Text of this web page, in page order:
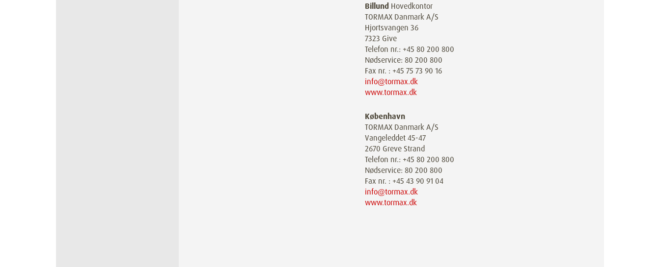
Billund Hovedkontor
TORMAX Danmark A/S
Hjortsvangen 36
7323 Give
Telefon nr.: +45 80 200 800
Nødservice: 80 200 800
Fax nr. : +45 75 73 90 16
info@tormax.dk
www.tormax.dk
København
TORMAX Danmark A/S
Vangeleddet 45-47
2670 Greve Strand
Telefon nr.: +45 80 200 800
Nødservice: 80 200 800
Fax nr. : +45 43 90 91 04
info@tormax.dk
www.tormax.dk